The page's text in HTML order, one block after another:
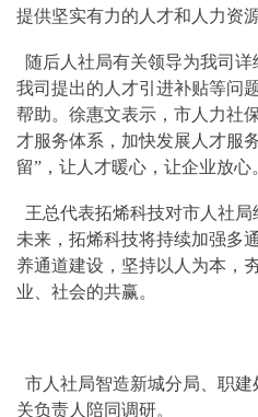
提供坚实有力的人才和人力资源
随后人社局有关领导为我司
我司提出的人才引进补贴等问
帮助。徐惠文表示，市人力社
才服务体系，加快发展人才服
留”，让人才暖心，让企业放心
王总代表拓烯科技对市人社局
未来，拓烯科技将持续加强多
养通道建设，坚持以人为本，
业、社会的共赢。
市人社局智造新城分局、职
关负责人陪同调研。